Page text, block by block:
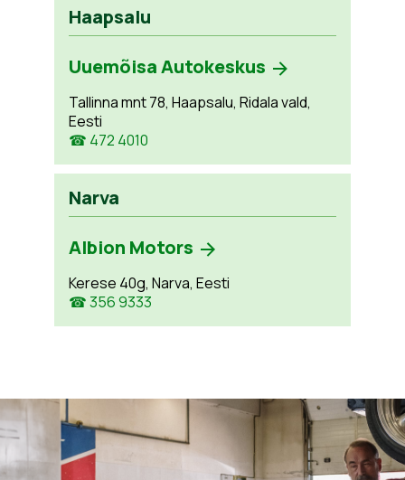
Haapsalu
Uuemõisa Autokeskus
Tallinna mnt 78, Haapsalu, Ridala vald,
Eesti
☎ 472 4010
Narva
Albion Motors
Kerese 40g, Narva, Eesti
☎ 356 9333